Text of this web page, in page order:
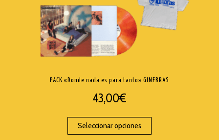
PACK «Donde nada es para tanto» GINEBRAS
43,00€
Seleccionar opciones